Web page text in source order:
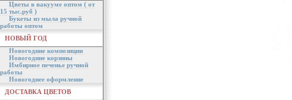
Цветы в вакууме оптом ( от
15 тыс.руб )
Букеты из мыла ручной
работы оптом
НОВЫЙ ГОД
Новогодние композиции
Новогодние корзины
Имбирное печенье ручной
работы
Новогоднее оформление
ДОСТАВКА ЦВЕТОВ